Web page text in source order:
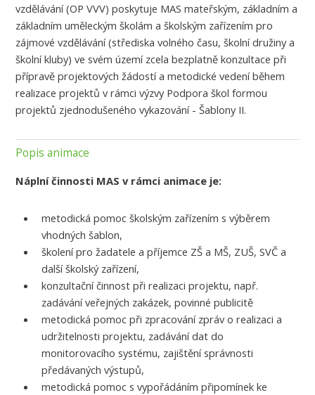
vzdělávání (OP VVV) poskytuje MAS mateřským, základním a
základním uměleckým školám a školským zařízením pro
zájmové vzdělávání (střediska volného času, školní družiny a
školní kluby) ve svém území zcela bezplatně konzultace při
přípravě projektových žádostí a metodické vedení během
realizace projektů v rámci výzvy Podpora škol formou
projektů zjednodušeného vykazování - Šablony II.
Popis animace
Náplní činnosti MAS v rámci animace je:
metodická pomoc školským zařízením s výběrem
vhodných šablon,
školení pro žadatele a příjemce ZŠ a MŠ, ZUŠ, SVČ a
další školský zařízení,
konzultační činnost při realizaci projektu, např.
zadávání veřejných zakázek, povinné publicitě
metodická pomoc při zpracování zpráv o realizaci a
udržitelnosti projektu, zadávání dat do
monitorovacího systému, zajištění správnosti
předávaných výstupů,
metodická pomoc s vypořádáním připomínek ke